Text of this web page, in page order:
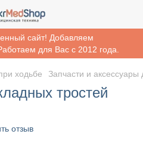
сайт! Добавляем
для Вас с 2012 года.
ходьбе Запчасти и аксессуары
тростей
отзыв